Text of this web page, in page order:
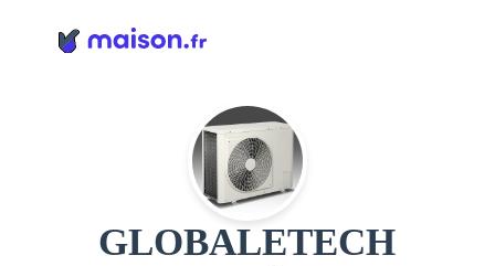
GLOBALETECH